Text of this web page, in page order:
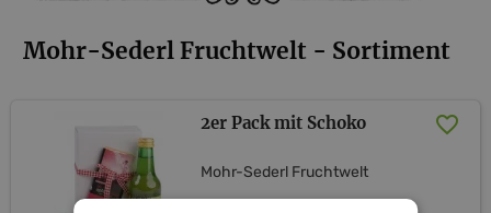
Mohr-Sederl Fruchtwelt - Sortiment
2er Pack mit Schoko
Mohr-Sederl Fruchtwelt